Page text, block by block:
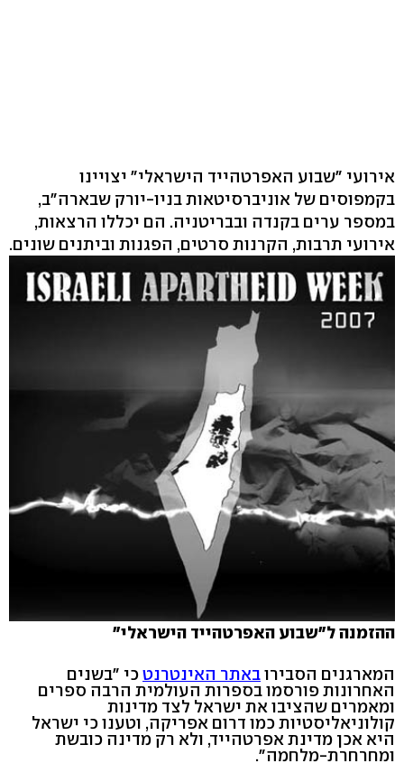
אירועי "שבוע האפרטהייד הישראלי" יצויינו
בקמפוסים של אוניברסיטאות בניו-יורק שבארה"ב,
במספר ערים בקנדה ובבריטניה. הם יכללו הרצאות,
אירועי תרבות, הקרנות סרטים, הפגנות וביתנים שונים.
ההזמנה ל"שבוע האפרטהייד הישראלי"
המארגנים הסבירובאתר האינטרנטכי "בשנים
האחרונות פורסמו בספרות העולמית הרבה ספרים
ומאמרים שהציבו את ישראל לצד מדינות
קולוניאליסטיות כמו דרום אפריקה, וטענו כי ישראל
היא אכן מדינת אפרטהייד, ולא רק מדינה כובשת
ומחרחרת-מלחמה".